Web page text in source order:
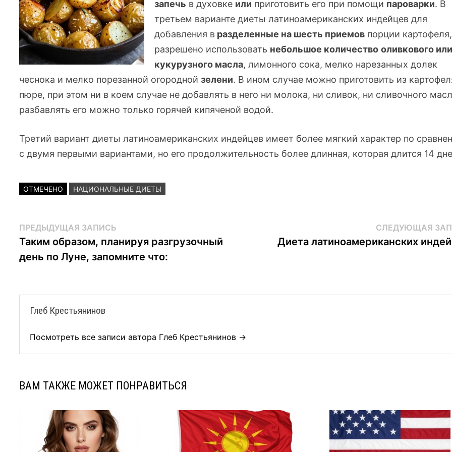
запечь в духовке или приготовить его при помощи пароварки. В
третьем варианте диеты латиноамериканских индейцев для
добавления в разделенные на шесть приемов порции картофеля,
разрешено использовать небольшое количество оливкового или
кукурузного масла, лимонного сока, мелко нарезанных долек
чеснока и мелко порезанной огороднойзелени. В ином случае можно приготовить из
пюре, при этом ни в коем случае не добавлять в него ни молока, ни сливок, ни сливочного
разбавлять его можно только горячей кипяченой водой.
Третий вариант диеты латиноамериканских индейцев имеет более мягкий характер по
с двумя первыми вариантами, но его продолжительность более длинная, которая длится 14
ОТМЕЧЕНО НАЦИОНАЛЬНЫЕ ДИЕТЫ
Навигация
по
записям
ПРЕДЫДУЩАЯ ЗАПИСЬ
запись:
Таким образом, планируя разгрузочный
день по Луне, запомните что:
СЛЕДУЮЩАЯ
Диета латиноамериканских
Глеб Крестьянинов
Посмотреть все записи автора Глеб Крестьянинов →
ВАМ ТАКЖЕ МОЖЕТ ПОНРАВИТЬСЯ